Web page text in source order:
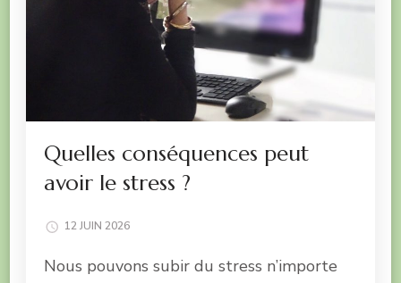
Quelles conséquences peut
avoir le stress ?
12 JUIN 2026
Nous pouvons subir du stress n’importe